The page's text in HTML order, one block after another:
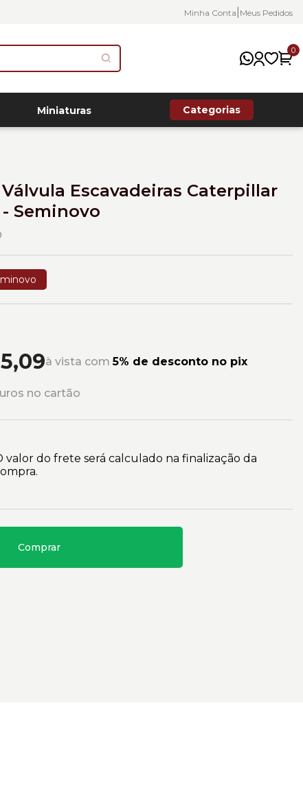
Minha Conta Meus Pedidos
0
Miniaturas Categorias
Escavadeiras Caterpillar
- Seminovo
à vista com5% de desconto no pix
no cartão
valor do frete será calculado na finalização da
Comprar